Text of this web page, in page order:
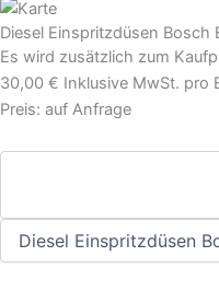
Diesel Einspritzdüsen Bosch
Es wird zusätzlich zum
30,00 € Inklusive MwSt. pro
Preis: auf Anfrage